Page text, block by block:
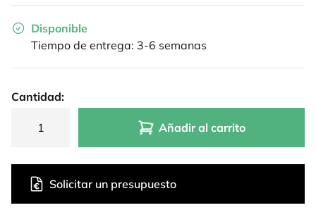
Disponible
Tiempo de entrega: 3-6 semanas
Cantidad:
Añadir al carrito
Solicitar un presupuesto